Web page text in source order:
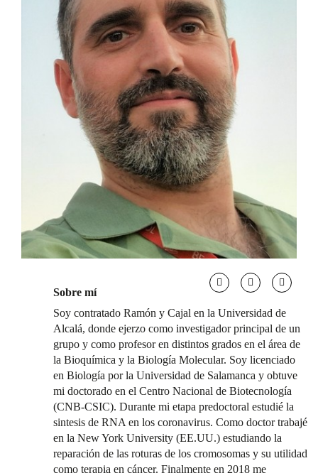
Sobre mí
Soy contratado Ramón y Cajal en la Universidad de
Alcalá, donde ejerzo como investigador principal de un
grupo y como profesor en distintos grados en el área de
la Bioquímica y la Biología Molecular. Soy licenciado
en Biología por la Universidad de Salamanca y obtuve
mi doctorado en el Centro Nacional de Biotecnología
(CNB-CSIC). Durante mi etapa predoctoral estudié la
sintesis de RNA en los coronavirus. Como doctor trabajé
en la New York University (EE.UU.) estudiando la
reparación de las roturas de los cromosomas y su utilidad
como terapia en cáncer. Finalmente en 2018 me